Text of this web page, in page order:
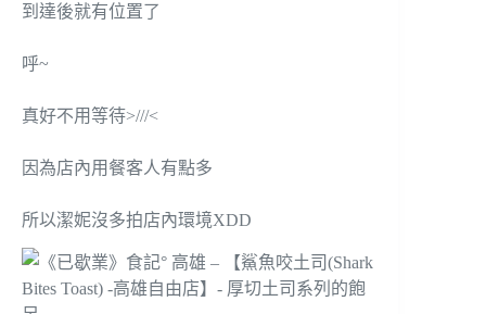
到達後就有位置了
呼~
真好不用等待>///<
因為店內用餐客人有點多
所以潔妮沒多拍店內環境XDD